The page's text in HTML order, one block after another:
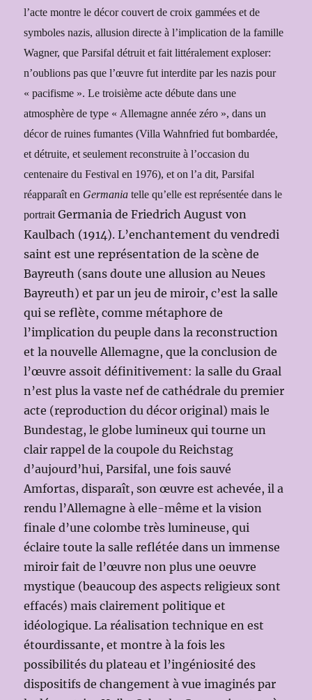
l’acte montre le décor couvert de croix gammées et de
symboles nazis, allusion directe à l’implication de la famille
Wagner, que Parsifal détruit et fait littéralement exploser:
n’oublions pas que l’œuvre fut interdite par les nazis pour
« pacifisme ». Le troisième acte débute dans une
atmosphère de type « Allemagne année zéro », dans un
décor de ruines fumantes (Villa Wahnfried fut bombardée,
et détruite, et seulement reconstruite à l’occasion du
centenaire du Festival en 1976), et on l’a dit, Parsifal
réapparaît en Germaniatelle qu’elle est représentée dans le
portraitGermania de Friedrich August von
Kaulbach (1914). L’enchantement du vendredi
saint est une représentation de la scène de
Bayreuth (sans doute une allusion au Neues
Bayreuth) et par un jeu de miroir, c’est la salle
qui se reflète, comme métaphore de
l’implication du peuple dans la reconstruction
et la nouvelle Allemagne, que la conclusion de
l’œuvre assoit définitivement: la salle du Graal
n’est plus la vaste nef de cathédrale du premier
acte (reproduction du décor original) mais le
Bundestag, le globe lumineux qui tourne un
clair rappel de la coupole du Reichstag
d’aujourd’hui, Parsifal, une fois sauvé
Amfortas, disparaît, son œuvre est achevée, il a
rendu l’Allemagne à elle-même et la vision
finale d’une colombe très lumineuse, qui
éclaire toute la salle reflétée dans un immense
miroir fait de l’œuvre non plus une oeuvre
mystique (beaucoup des aspects religieux sont
effacés) mais clairement politique et
idéologique. La réalisation technique en est
étourdissante, et montre à la fois les
possibilités du plateau et l’ingéniosité des
dispositifs de changement à vue imaginés par